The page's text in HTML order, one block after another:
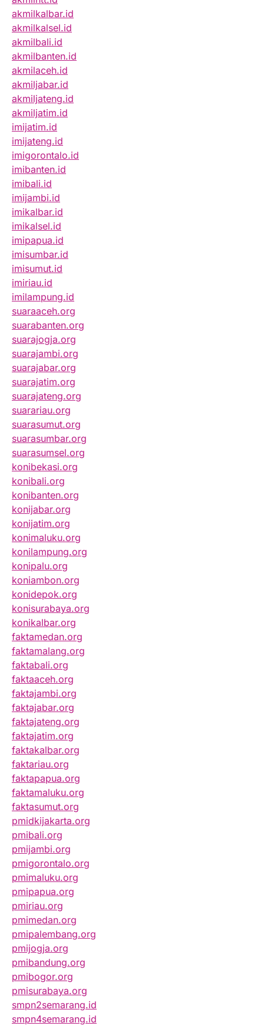
akmilkalbar.id
akmilkalsel.id
akmilbali.id
akmilbanten.id
akmilaceh.id
akmiljabar.id
akmiljateng.id
akmiljatim.id
imijatim.id
imijateng.id
imigorontalo.id
imibanten.id
imibali.id
imijambi.id
imikalbar.id
imikalsel.id
imipapua.id
imisumbar.id
imisumut.id
imiriau.id
imilampung.id
suaraaceh.org
suarabanten.org
suarajogja.org
suarajambi.org
suarajabar.org
suarajatim.org
suarajateng.org
suarariau.org
suarasumut.org
suarasumbar.org
suarasumsel.org
konibekasi.org
konibali.org
konibanten.org
konijabar.org
konijatim.org
konimaluku.org
konilampung.org
konipalu.org
koniambon.org
konidepok.org
konisurabaya.org
konikalbar.org
faktamedan.org
faktamalang.org
faktabali.org
faktaaceh.org
faktajambi.org
faktajabar.org
faktajateng.org
faktajatim.org
faktakalbar.org
faktariau.org
faktapapua.org
faktamaluku.org
faktasumut.org
pmidkijakarta.org
pmibali.org
pmijambi.org
pmigorontalo.org
pmimaluku.org
pmipapua.org
pmiriau.org
pmimedan.org
pmipalembang.org
pmijogja.org
pmibandung.org
pmibogor.org
pmisurabaya.org
smpn2semarang.id
smpn4semarang.id